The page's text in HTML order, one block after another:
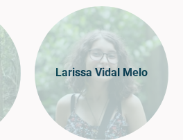
Larissa Vidal Melo